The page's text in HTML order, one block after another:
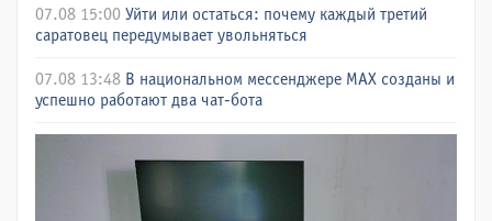
07.08 15:00 Уйти или остаться: почему каждый третий
саратовец передумывает увольняться
07.08 13:48 В национальном мессенджере МАХ созданы и
успешно работают два чат-бота